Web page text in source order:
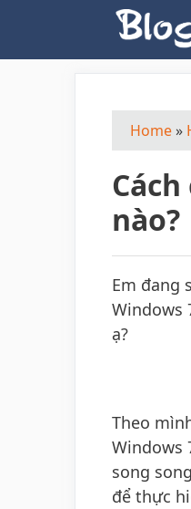
content
Home »
nào?
Em đang
Windows
ạ?
Theo
Windows
song
để thực